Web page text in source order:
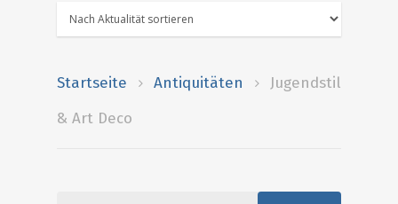
Startseite Antiquitäten
Jugendstil
& Art Deco